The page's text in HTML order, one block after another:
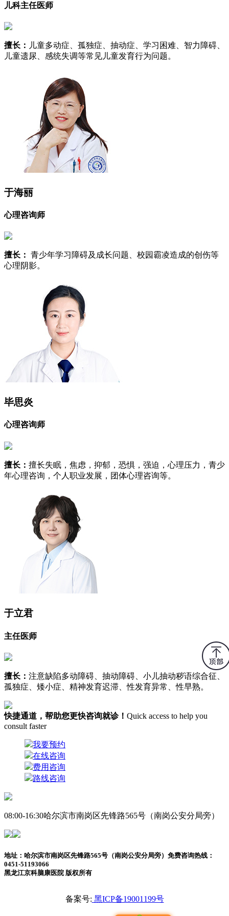
儿科主任医师
擅长： 儿童多动症、孤独症、抽动症、学习困难、智力障碍、
儿童遗尿、感统失调等常见儿童发育行为问题。
于海丽
心理咨询师
擅长： 青少年学习障碍及成长问题、校园霸凌造成的创伤等
心理阴影。
毕思炎
心理咨询师
擅长： 擅长失眠，焦虑，抑郁，恐惧，强迫，心理压力，青少
年心理咨询，个人职业发展，团体心理咨询等。
于立君
主任医师
擅长： 注意缺陷多动障碍、抽动障碍、小儿抽动秽语综合征、
孤独症、矮小症、精神发育迟滞、性发育异常、性早熟。
快捷通道，帮助您更快咨询就诊！ Quick access to help you
consult faster
我要预约
在线咨询
费用咨询
路线咨询
08:00-16:30哈尔滨市南岗区先锋路565号（南岗公安分局旁）
地址：哈尔滨市南岗区先锋路565号（南岗公安分局旁） 免费咨询热线：
0451-51193066
黑龙江京科脑康医院 版权所有
备案号: 黑ICP备19001199号